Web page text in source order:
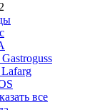
все